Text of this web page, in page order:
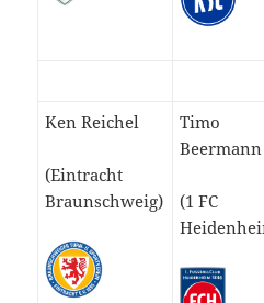
Ken Reichel
(Eintracht
Braunschweig)
Timo
Beermann
(1 FC